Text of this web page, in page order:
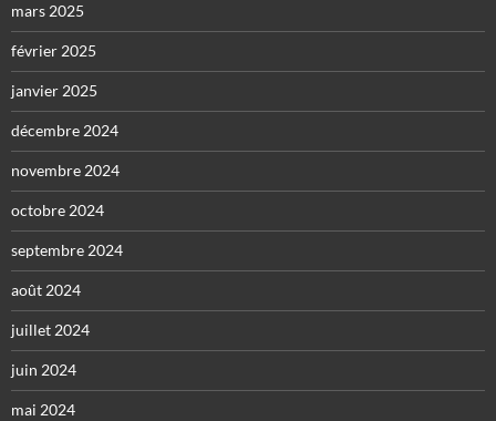
mars 2025
février 2025
janvier 2025
décembre 2024
novembre 2024
octobre 2024
septembre 2024
août 2024
juillet 2024
juin 2024
mai 2024